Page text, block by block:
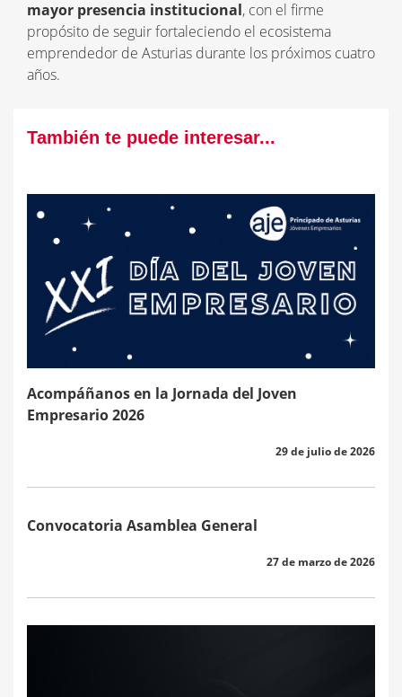
mayor presencia institucional, con el firme
propósito de seguir fortaleciendo el ecosistema
emprendedor de Asturias durante los próximos cuatro
años.
También te puede interesar...
Acompáñanos en la Jornada del Joven
Empresario 2026
29 de julio de 2026
Convocatoria Asamblea General
27 de marzo de 2026